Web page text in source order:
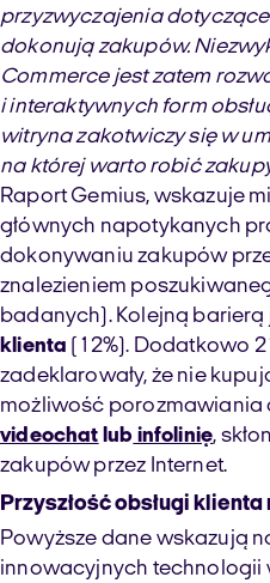
przyzwyczajenia
dokonują zakupów.
Commerce jest zatem
i interaktywnych form
witryna zakotwiczy się w
na której warto robić
Raport Gemius, wskazuje
głównych napotykanych
dokonywaniu zakupów
znalezieniem
badanych). Kolejną barierą
klienta (12%). Dodatkowo
zadeklarowały, że nie
możliwość porozmawiania
videochat lub infolinię,
zakupów przez Internet.
Przyszłość obsługi klienta
Powyższe dane wskazują
innowacyjnych technologii